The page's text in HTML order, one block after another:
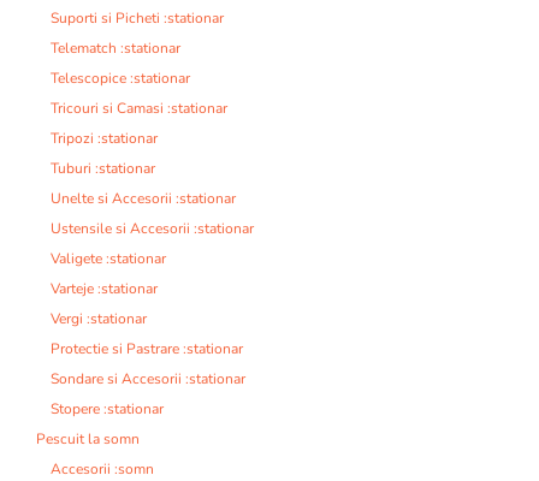
Suporti si Picheti :stationar
Telematch :stationar
Telescopice :stationar
Tricouri si Camasi :stationar
Tripozi :stationar
Tuburi :stationar
Unelte si Accesorii :stationar
Ustensile si Accesorii :stationar
Valigete :stationar
Varteje :stationar
Vergi :stationar
Protectie si Pastrare :stationar
Sondare si Accesorii :stationar
Stopere :stationar
Pescuit la somn
Accesorii :somn